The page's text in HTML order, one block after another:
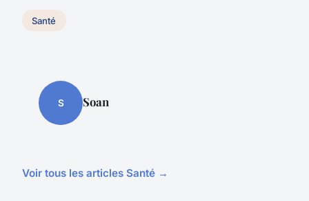
Santé
S Soan
Voir tous les articles Santé →